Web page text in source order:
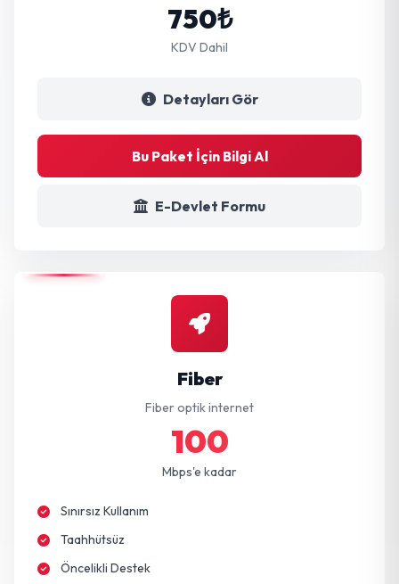
750₺
KDV Dahil
Detayları Gör
Bu Paket İçin Bilgi Al
E-Devlet Formu
Fiber
Fiber optik internet
100
Mbps'e kadar
Sınırsız Kullanım
Taahhütsüz
Öncelikli Destek